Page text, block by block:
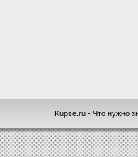
Kupse.ru - Что нужно